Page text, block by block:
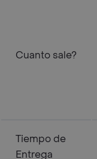
Cuanto sale?
Tiempo de
Entrega